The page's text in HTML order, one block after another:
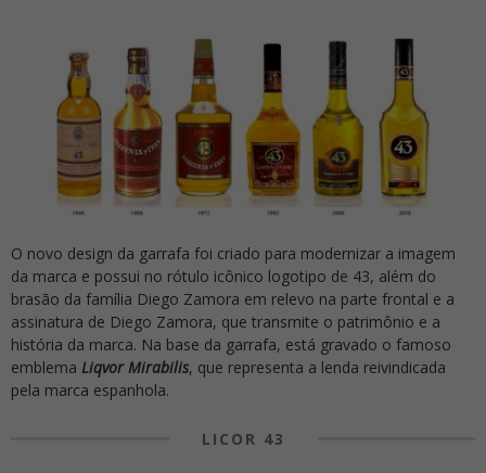
O novo design da garrafa foi criado para modernizar a imagem
da marca e possui no rótulo icônico logotipo de 43, além do
brasão da família Diego Zamora em relevo na parte frontal e a
assinatura de Diego Zamora, que transmite o patrimônio e a
história da marca. Na base da garrafa, está gravado o famoso
emblema Liqvor Mirabilis, que representa a lenda reivindicada
pela marca espanhola.
LICOR 43